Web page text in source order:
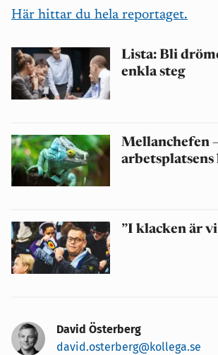
Här hittar du hela reportaget.
Lista: Bli
enkla steg
Mellanchefen –
”I klacken är
David Österberg
david.osterberg@kollega.se